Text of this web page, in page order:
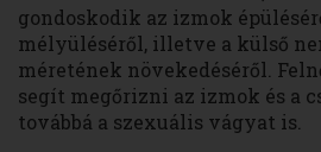
gondoskodik az izmok
mélyüléséről, illetve a külső
méretének növekedéséről.
segít megőrizni az izmok és a
továbbá a szexuális vágyat is.